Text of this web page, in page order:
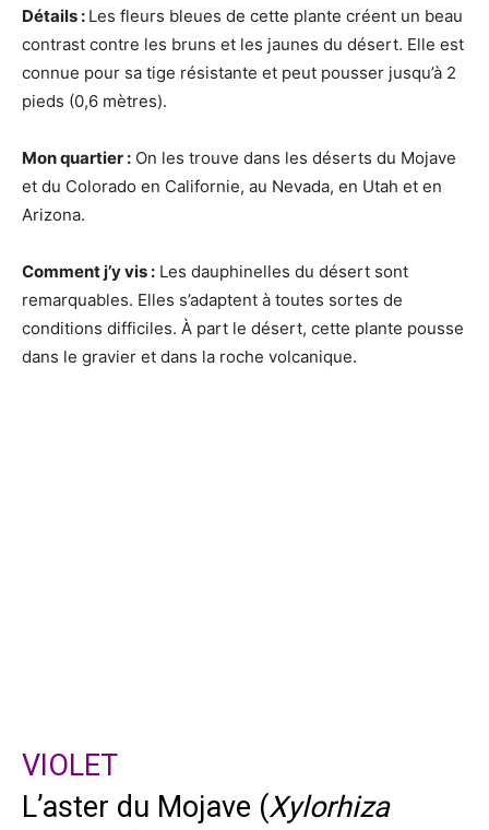
Détails : Les fleurs bleues de cette plante créent un beau
contrast contre les bruns et les jaunes du désert. Elle est
connue pour sa tige résistante et peut pousser jusqu’à 2
pieds (0,6 mètres).
Mon quartier : On les trouve dans les déserts du Mojave
et du Colorado en Californie, au Nevada, en Utah et en
Arizona.
Comment j’y vis : Les dauphinelles du désert sont
remarquables. Elles s’adaptent à toutes sortes de
conditions difficiles. À part le désert, cette plante pousse
dans le gravier et dans la roche volcanique.
VIOLET
L’aster du Mojave (Xylorhiza